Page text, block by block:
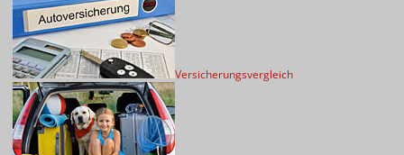
Versicherungsvergleich